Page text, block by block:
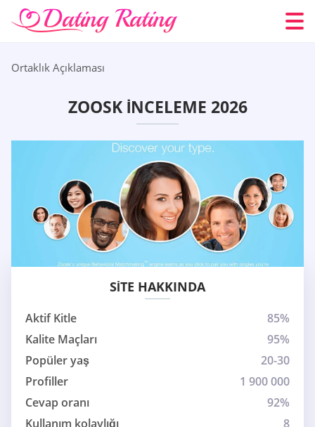
Ortaklık Açıklaması
ZOOSK İNCELEME 2026
SITE HAKKINDA
Aktif Kitle
85%
Kalite Maçları
95%
Popüler yaş
20-30
Profiller
1 900 000
Cevap oranı
92%
Kullanım kolaylığı
8